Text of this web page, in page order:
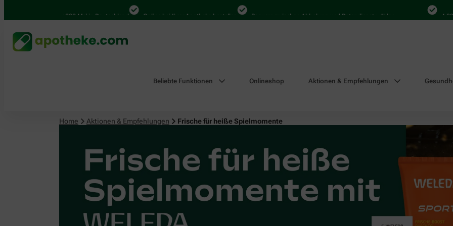
4.000 Mal in Deutschland Online bei Ihrer Apotheke bestellen Bequem zwischen Abholung und Botendienst wählen 4.000
Beliebte Funktionen Onlineshop Aktionen & Empfehlungen
Home Aktionen & Empfehlungen Frische für heiße Spielmomente